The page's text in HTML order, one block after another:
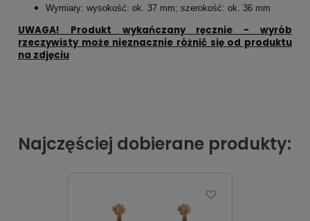
Wymiary: wysokość: ok. 37 mm; szerokość: ok. 36 mm
UWAGA! Produkt wykańczany ręcznie - wyrób
rzeczywisty może nieznacznie różnić się od produktu
na zdjęciu
Najczęściej dobierane produkty: